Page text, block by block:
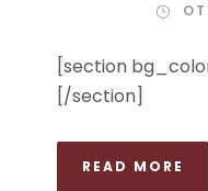
[section
[/section]
READ MORE